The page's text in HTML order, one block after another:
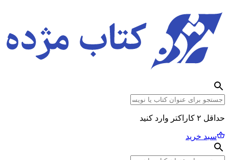
حداقل ۲ کاراکتر وارد کنید
سبد خرید